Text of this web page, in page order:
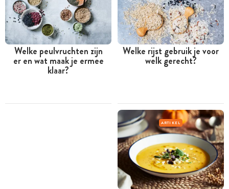
Welke peulvruchten zijn
er en wat maak je ermee
klaar?
Welke rijst gebruik je voor
welk gerecht?
ARTIKEL